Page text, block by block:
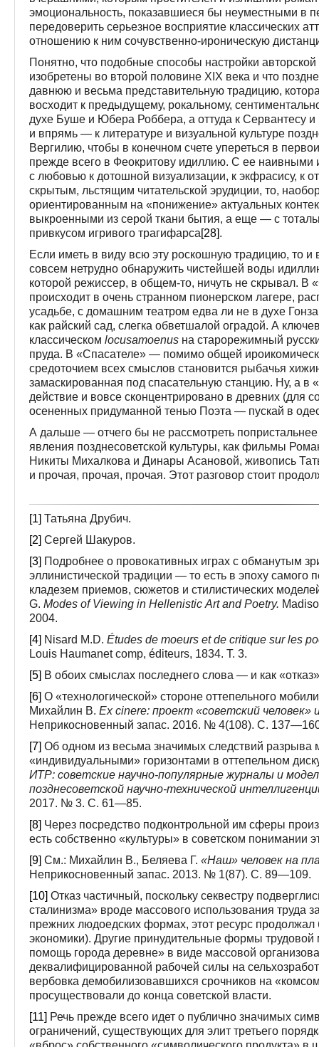
эмоциональность, показавшиеся бы неуместными в
передоверить серьезное восприятие классических
отношению к ним сочувственно-ироническую
Понятно, что подобные способы настройки
изобретены во второй половине XIX века и что
давнюю и весьма представительную традицию,
восходит к предыдущему, рокальному,
духе Буше и Юбера Роббера, а оттуда к Сервантесу и
и впрямь — к литературе и визуальной культуре
Вергилию, чтобы в конечном счете упереться в
прежде всего в Феокритову идиллию. С ее наивными
с любовью к дотошной визуализации, к экфрасису, к
скрытым, льстящим читательской эрудиции, то,
ориентированным на «понижение» актуальных
выкроенными из серой ткани бытия, а еще — с
привкусом игривого трагифарса[28].
Если иметь в виду всю эту роскошную традицию, то
совсем нетрудно обнаружить чистейшей воды
которой режиссер, в общем-то, ничуть не скрывал. В
происходит в очень странном пионерском лагере,
усадьбе, с домашним театром едва ли не в духе
как райский сад, слегка обветшалой оградой. А
классическом locusamoenus на старорежимный
пруда. В «Спасателе» — помимо общей
средоточием всех смыслов становится рыбачья
замаскированная под спасательную станцию. Ну, а в
действие и вовсе сконцентрировано в древних (для
осененных придуманной тенью Поэта — пускай в
А дальше — отчего бы не рассмотреть
явления позднесоветской культуры, как фильмы
Никиты Михалкова и Динары Асановой, живопись
и прочая, прочая, прочая. Этот разговор стоит
[1] Татьяна Друбич.
[2] Сергей Шакуров.
[3] Подробнее о провокативных играх с обманутым
эллинистической традиции — то есть в эпоху самого
кладезем приемов, сюжетов и стилистических
G. Modes ofViewing in Hellenistic ArtandPoetry.
2004.
[4] Nisard M.D. Études de moeurs et de critique sur les
Louis Haumanet comp, éditeurs, 1834. T. 3.
[5] В обоих смыслах последнего слова — и как
[6] О «технологической» стороне оттепельного
Михайлин В. Ex cinere: проект «советский человек»
Неприкосновенный запас. 2016. № 4(108). С.
[7] Об одном из весьма значимых следствий
«индивидуальными» горизонтами в оттепельном
ИТР: советские научно-популярные журналы и
позднесоветской научно-технической
2017. № 3. С. 61—85.
[8] Через посредство подконтрольной им сферы
есть собственно «культуры» в советском понимании
[9] См.: Михайлин В., Беляева Г. «Наш» человек на
Неприкосновенный запас. 2013. № 1(87). С. 89—109.
[10] Отказ частичный, поскольку секвестру
сталинизма» вроде массового использования труда
прежних людоедских формах, этот ресурс
экономики). Другие принудительные формы
помощь города деревне» в виде массовой
деквалифицированной рабочей силы на
вербовка демобилизовавшихся срочников на
просуществовали до конца советской власти.
[11] Речь прежде всего идет о публично значимых
ограничений, существующих для элит третьего